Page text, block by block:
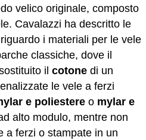
velico originale, composto
Cavalazzi ha descritto le
i materiali per le vele
classiche, dove il
il cotone di un
le vele a ferzi
e poliestere o mylar e
alto modulo, mentre non
a ferzi o stampate in un